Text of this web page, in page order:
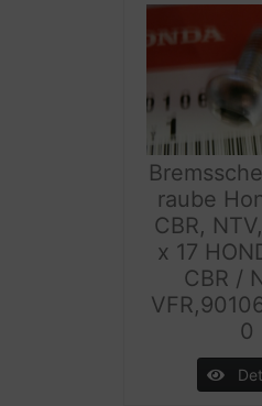
raube
CBR,
x 17
CBR /
0